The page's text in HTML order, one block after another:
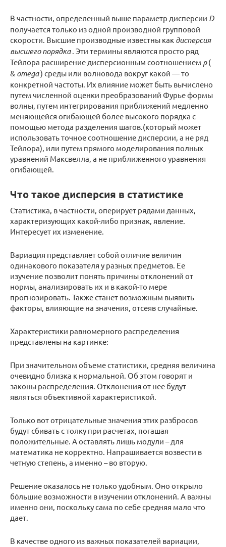
В частности, определенный выше параметр дисперсии D
получается только из одной производной групповой
скорости. Высшие производные известны как дисперсия
высшего порядка. Эти термины являются просто ряд
Тейлора расширение дисперсионным соотношением р(
& omega) среды или волновода вокруг какой — то
конкретной частоты. Их влияние может быть вычислено
путем численной оценки преобразований Фурье формы
волны, путем интегрирования приближений медленно
меняющейся огибающей более высокого порядка с
помощью метода разделения шагов.(который может
использовать точное соотношение дисперсии, а не ряд
Тейлора), или путем прямого моделирования полных
уравнений Максвелла, а не приближенного уравнения
огибающей.
Что такое дисперсия в статистике
Статистика, в частности, оперирует рядами данных,
характеризующих какой-либо признак, явление.
Интересует их изменение.
Вариация представляет собой отличие величин
одинакового показателя у разных предметов. Ее
изучение позволит понять причины отклонений от
нормы, анализировать их и в какой-то мере
прогнозировать. Также станет возможным выявить
факторы, влияющие на значения, отсеяв случайные.
Характеристики равномерного распределения
представлены на картинке:
При значительном объеме статистики, средняя величина
очевидно близка к нормальной. Об этом говорят и
законы распределения. Отклонения от нее будут
являться объективной характеристикой.
Только вот отрицательные значения этих разбросов
будут сбивать с толку при расчетах, погашая
положительные. А оставлять лишь модули – для
математика не корректно. Напрашивается возвести в
четную степень, а именно – во вторую.
Решение оказалось не только удобным. Оно открыло
бо́льшие возможности в изучении отклонений. А важны
именно они, поскольку сама по себе средняя мало что
дает.
В качестве одного из важных показателей вариации,